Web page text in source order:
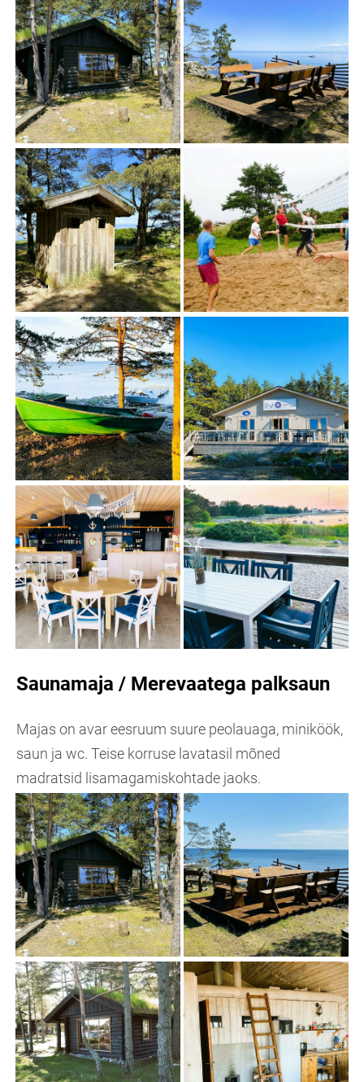
Saunamaja / Merevaatega palksaun
Majas on avar eesruum suure peolauaga, miniköök,
saun ja wc. Teise korruse lavatasil mõned
madratsid lisamagamiskohtade jaoks.